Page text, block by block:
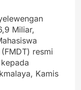
Miliar,
resmi
Kamis